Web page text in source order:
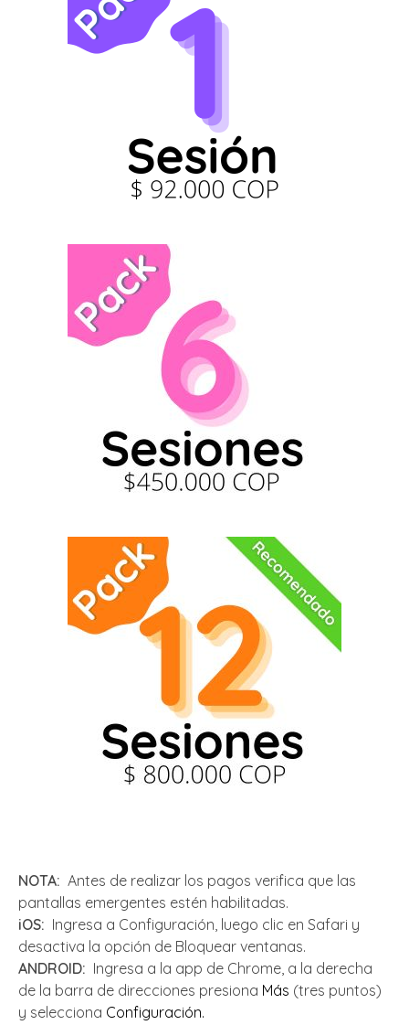
NOTA: Antes de realizar los pagos verifica que las
pantallas emergentes estén habilitadas.
iOS: Ingresa a Configuración, luego clic en Safari y
desactiva la opción de Bloquear ventanas.
ANDROID: Ingresa a la app de Chrome, a la derecha
de la barra de direcciones presiona Más (tres puntos)
y selecciona Configuración.